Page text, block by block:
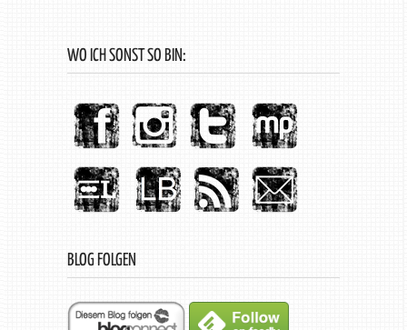
WO ICH SONST SO BIN:
BLOG FOLGEN